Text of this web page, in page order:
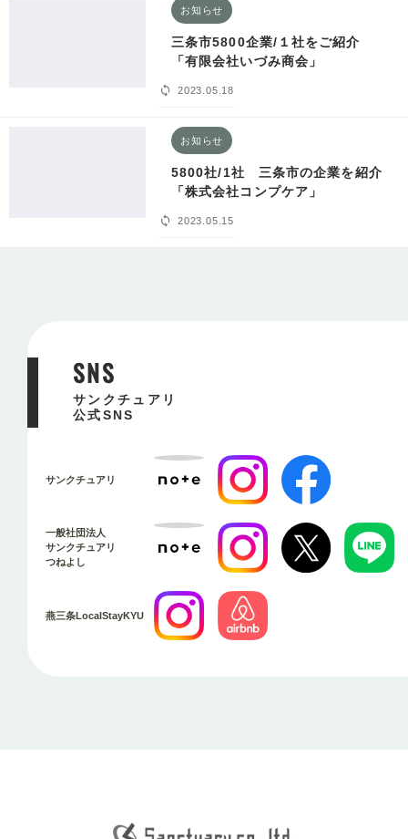
お知らせ
2023.05.18
三条市5800企業/１社をご紹介
「有限会社いづみ商会」
お知らせ
2023.05.15
5800社/1社 三条市の企業を紹介
「株式会社コンプケア」
SNS
サンクチュアリ
公式SNS
サンクチュアリ
一般社団法人
サンクチュアリ
つねよし
燕三条LocalStayKYU